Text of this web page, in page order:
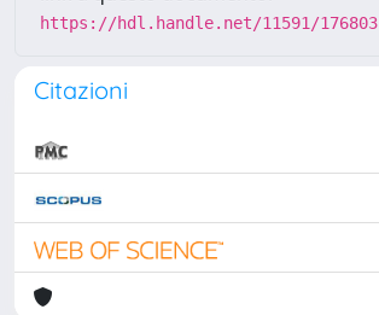
https://hdl.handle.net/11591/176803
Citazioni